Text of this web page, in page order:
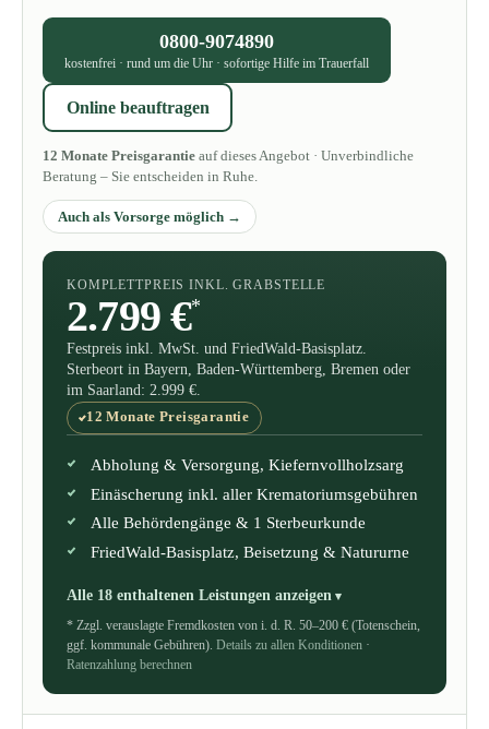
0800-9074890
kostenfrei · rund um die Uhr · sofortige Hilfe im Trauerfall
Online beauftragen
12 Monate Preisgarantie auf dieses Angebot · Unverbindliche
Beratung – Sie entscheiden in Ruhe.
Auch als Vorsorge möglich
KOMPLETTPREIS INKL. GRABSTELLE
2.799 €*
Festpreis inkl. MwSt. und FriedWald-Basisplatz.
Sterbeort in Bayern, Baden-Württemberg, Bremen oder
im Saarland: 2.999 €.
12 Monate Preisgarantie
Abholung & Versorgung, Kiefernvollholzsarg
Einäscherung inkl. aller Krematoriumsgebühren
Alle Behördengänge & 1 Sterbeurkunde
FriedWald-Basisplatz, Beisetzung & Natururne
Alle 18 enthaltenen Leistungen anzeigen
* Zzgl. verauslagte Fremdkosten von i. d. R. 50–200 € (Totenschein,
ggf. kommunale Gebühren). Details zu allen Konditionen ·
Ratenzahlung berechnen